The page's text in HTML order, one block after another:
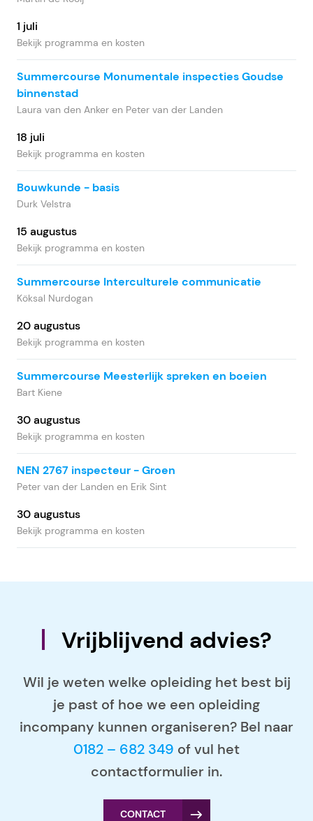
1 juli
Bekijk programma en kosten
Summercourse Monumentale inspecties Goudse
binnenstad
Laura van den Anker en Peter van der Landen
18 juli
Bekijk programma en kosten
Bouwkunde - basis
Durk Velstra
15 augustus
Bekijk programma en kosten
Summercourse Interculturele communicatie
Köksal Nurdogan
20 augustus
Bekijk programma en kosten
Summercourse Meesterlijk spreken en boeien
Bart Kiene
30 augustus
Bekijk programma en kosten
NEN 2767 inspecteur - Groen
Peter van der Landen en Erik Sint
30 augustus
Bekijk programma en kosten
Vrijblijvend advies?
Wil je weten welke opleiding het best bij
je past of hoe we een opleiding
incompany kunnen organiseren? Bel naar
0182 – 682 349 of vul het
contactformulier in.
CONTACT